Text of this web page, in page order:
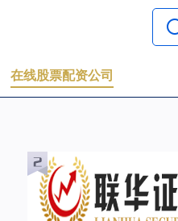
在线股票配资公司